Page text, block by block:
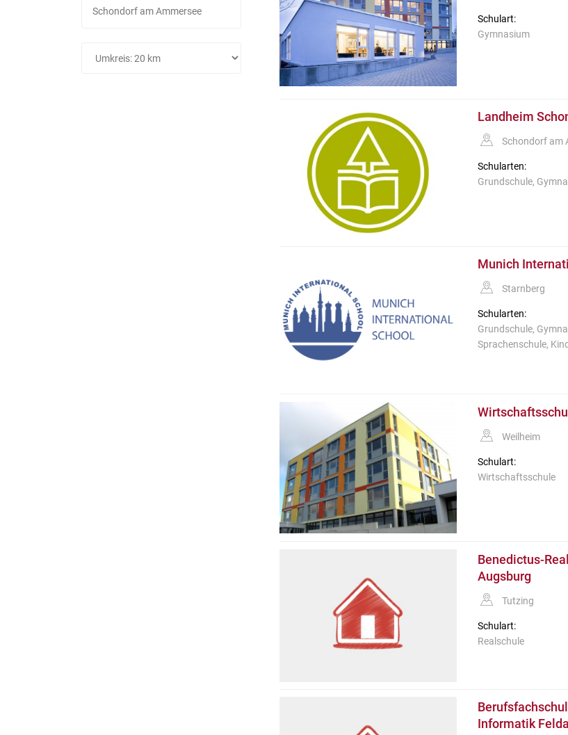
Schulart:
Gymnasium
Landheim
Schondorf am
Schularten:
Grundschule,
Munich
Starnberg
Schularten:
Grundschule,
Sprachenschule,
Weilheim
Schulart:
Wirtschaftsschule
Benedictus-
Augsburg
Tutzing
Schulart:
Realschule
Informatik